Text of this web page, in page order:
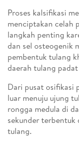
Proses kalsifikasi
menciptakan celah
langkah penting
dan sel osteogenik
pembentuk tulang
daerah tulang
Dari pusat osifikasi
luar menuju ujung
rongga medula di
sekunder terbentuk
tulang.